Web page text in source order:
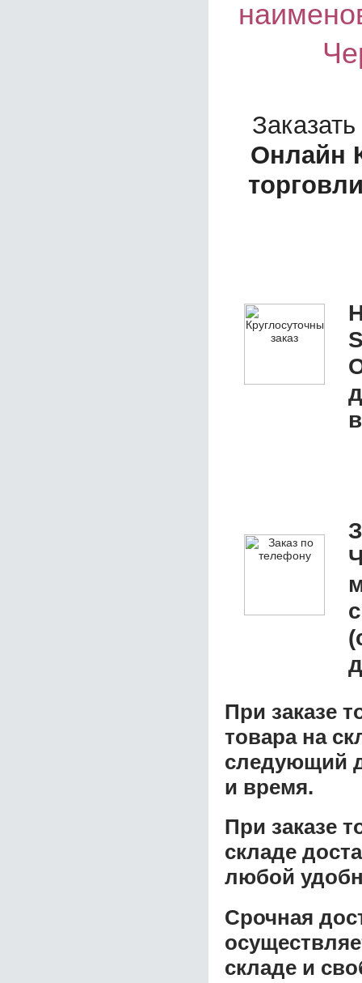
Онлайн
При заказе
товара на
следующий
и время.
При заказе
складе
любой
Срочная
складе и